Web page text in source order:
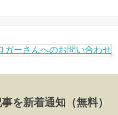
を新着通知（無料）